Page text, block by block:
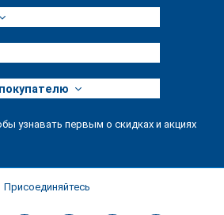
узнавать первым о скидках и акциях
Присоединяйтесь